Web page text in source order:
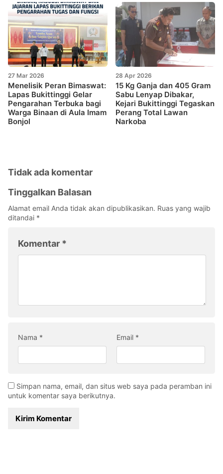
27 Mar 2026
Menelisik Peran Bimaswat:
Lapas Bukittinggi Gelar
Pengarahan Terbuka bagi
Warga Binaan di Aula Imam
Bonjol
28 Apr 2026
15 Kg Ganja dan 405 Gram
Sabu Lenyap Dibakar,
Kejari Bukittinggi Tegaskan
Perang Total Lawan
Narkoba
Tidak ada komentar
Tinggalkan Balasan
Alamat email Anda tidak akan dipublikasikan. Ruas yang wajib
ditandai *
Komentar *
Nama * Email *
Simpan nama, email, dan situs web saya pada peramban ini
untuk komentar saya berikutnya.